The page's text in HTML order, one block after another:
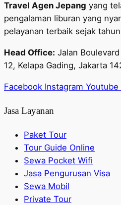
Travel Agen Jepang yang
pengalaman liburan yang
pelayanan terbaik sejak
Head Office: Jalan
12, Kelapa Gading, Jakarta
Facebook Instagram Youtube
Jasa Layanan
Paket Tour
Tour Guide Online
Sewa Pocket Wifi
Jasa Pengurusan Visa
Sewa Mobil
Private Tour